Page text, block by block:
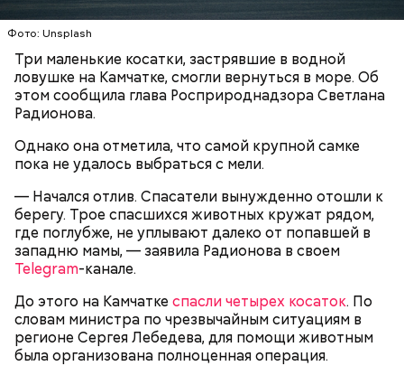
Фото: Unsplash
Три маленькие косатки, застрявшие в водной
ловушке на Камчатке, смогли вернуться в море. Об
этом сообщила глава Росприроднадзора Светлана
Радионова.
Однако она отметила, что самой крупной самке
пока не удалось выбраться с мели.
— Начался отлив. Спасатели вынужденно отошли к
берегу. Трое спасшихся животных кружат рядом,
где поглубже, не уплывают далеко от попавшей в
западню мамы, — заявила Радионова в своем
Telegram-канале.
До этого на Камчатке спасли четырех косаток. По
словам министра по чрезвычайным ситуациям в
регионе Сергея Лебедева, для помощи животным
была организована полноценная операция.
Спагетти из кабачков
— В дыне содержится много сахара, который
представлен фруктозой. С одной стороны — это
хорошо, потому что дает энергию. Но важно
помнить, что сладкими дынями не нужно сильно
увлекаться, так же как и арбузами, людям с
продукты и напитки, которые
выводят токсины из организма
Ранние плоды, по словам врача, лучше не есть:
Чистит сосуды и защищает от
рака: чем полезен кресс-салат